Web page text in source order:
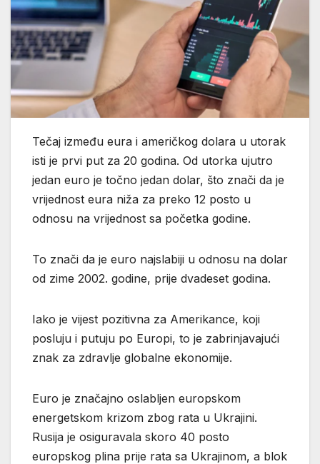
Tečaj između eura i američkog dolara u utorak
isti je prvi put za 20 godina. Od utorka ujutro
jedan euro je točno jedan dolar, što znači da je
vrijednost eura niža za preko 12 posto u
odnosu na vrijednost sa početka godine.
To znači da je euro najslabiji u odnosu na dolar
od zime 2002. godine, prije dvadeset godina.
Iako je vijest pozitivna za Amerikance, koji
posluju i putuju po Europi, to je zabrinjavajući
znak za zdravlje globalne ekonomije.
Euro je značajno oslabljen europskom
energetskom krizom zbog rata u Ukrajini.
Rusija je osiguravala skoro 40 posto
europskog plina prije rata sa Ukrajinom, a blok